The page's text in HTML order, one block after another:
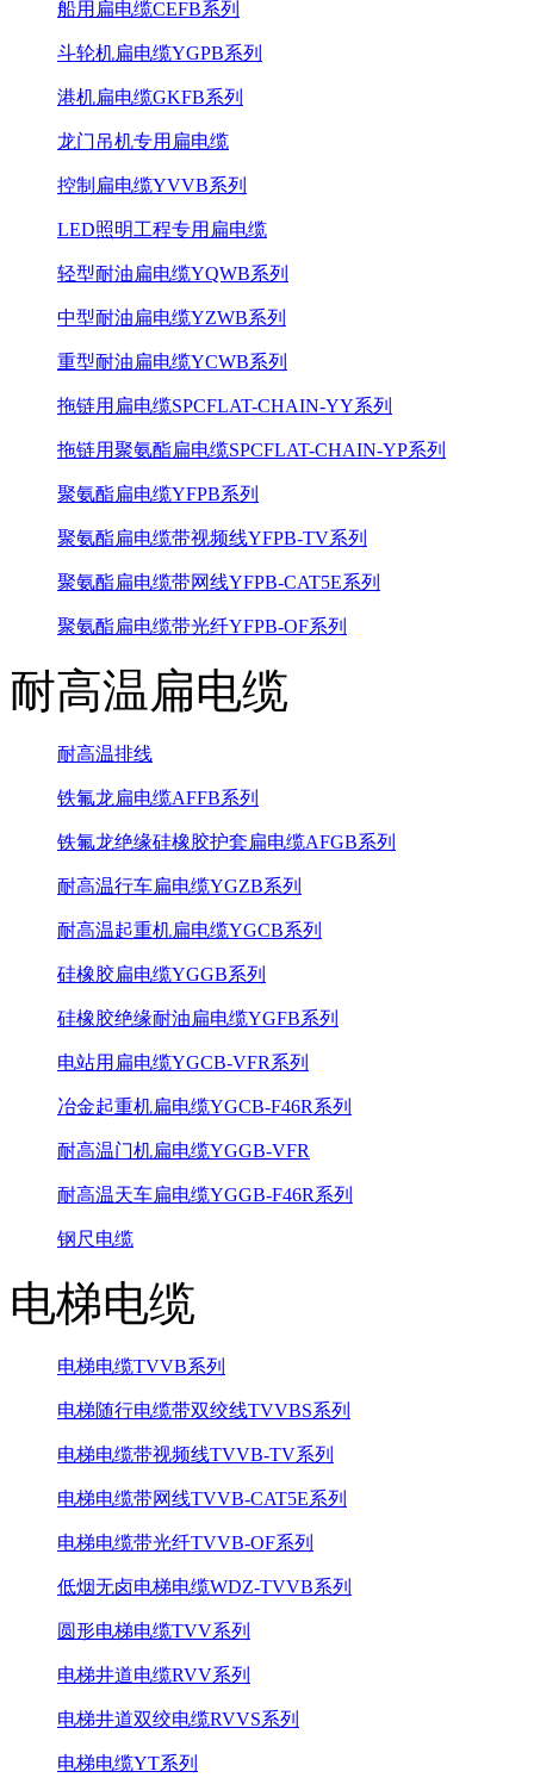
船用扁电缆CEFB系列
斗轮机扁电缆YGPB系列
港机扁电缆GKFB系列
龙门吊机专用扁电缆
控制扁电缆YVVB系列
LED照明工程专用扁电缆
轻型耐油扁电缆YQWB系列
中型耐油扁电缆YZWB系列
重型耐油扁电缆YCWB系列
拖链用扁电缆SPCFLAT-CHAIN-YY系列
拖链用聚氨酯扁电缆SPCFLAT-CHAIN-YP系列
聚氨酯扁电缆YFPB系列
聚氨酯扁电缆带视频线YFPB-TV系列
聚氨酯扁电缆带网线YFPB-CAT5E系列
聚氨酯扁电缆带光纤YFPB-OF系列
耐高温扁电缆
耐高温排线
铁氟龙扁电缆AFFB系列
铁氟龙绝缘硅橡胶护套扁电缆AFGB系列
耐高温行车扁电缆YGZB系列
耐高温起重机扁电缆YGCB系列
硅橡胶扁电缆YGGB系列
硅橡胶绝缘耐油扁电缆YGFB系列
电站用扁电缆YGCB-VFR系列
冶金起重机扁电缆YGCB-F46R系列
耐高温门机扁电缆YGGB-VFR
耐高温天车扁电缆YGGB-F46R系列
钢尺电缆
电梯电缆
电梯电缆TVVB系列
电梯随行电缆带双绞线TVVBS系列
电梯电缆带视频线TVVB-TV系列
电梯电缆带网线TVVB-CAT5E系列
电梯电缆带光纤TVVB-OF系列
低烟无卤电梯电缆WDZ-TVVB系列
圆形电梯电缆TVV系列
电梯井道电缆RVV系列
电梯井道双绞电缆RVVS系列
电梯电缆YT系列